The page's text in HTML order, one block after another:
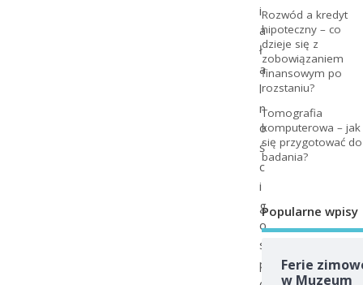
i
a
ł
a
l
n
o
ś
c
i
g
o
s
p
Rozwód a kredyt
hipoteczny – co
dzieje się z
zobowiązaniem
finansowym po
rozstaniu?
Tomografia
komputerowa – jak
się przygotować do
badania?
Popularne wpisy
Ferie
w Muzeum